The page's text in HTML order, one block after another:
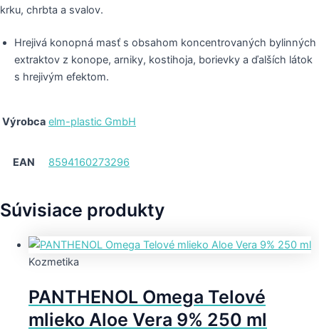
krku, chrbta a svalov.
Hrejivá konopná masť s obsahom koncentrovaných bylinných
extraktov z konope, arniky, kostihoja, borievky a ďalších látok
s hrejivým efektom.
Výrobca elm-plastic GmbH
EAN 8594160273296
Súvisiace produkty
Kozmetika
PANTHENOL Omega Telové
mlieko Aloe Vera 9% 250 ml